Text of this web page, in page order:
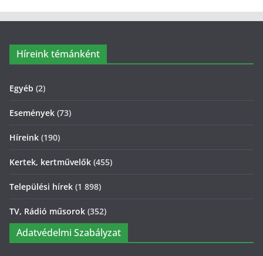
Híreink témánként
Egyéb (2)
Események (73)
Híreink (190)
Kertek, kertművelők (455)
Települési hírek (1 898)
TV, Rádió műsorok (352)
Adatvédelmi Szabályzat